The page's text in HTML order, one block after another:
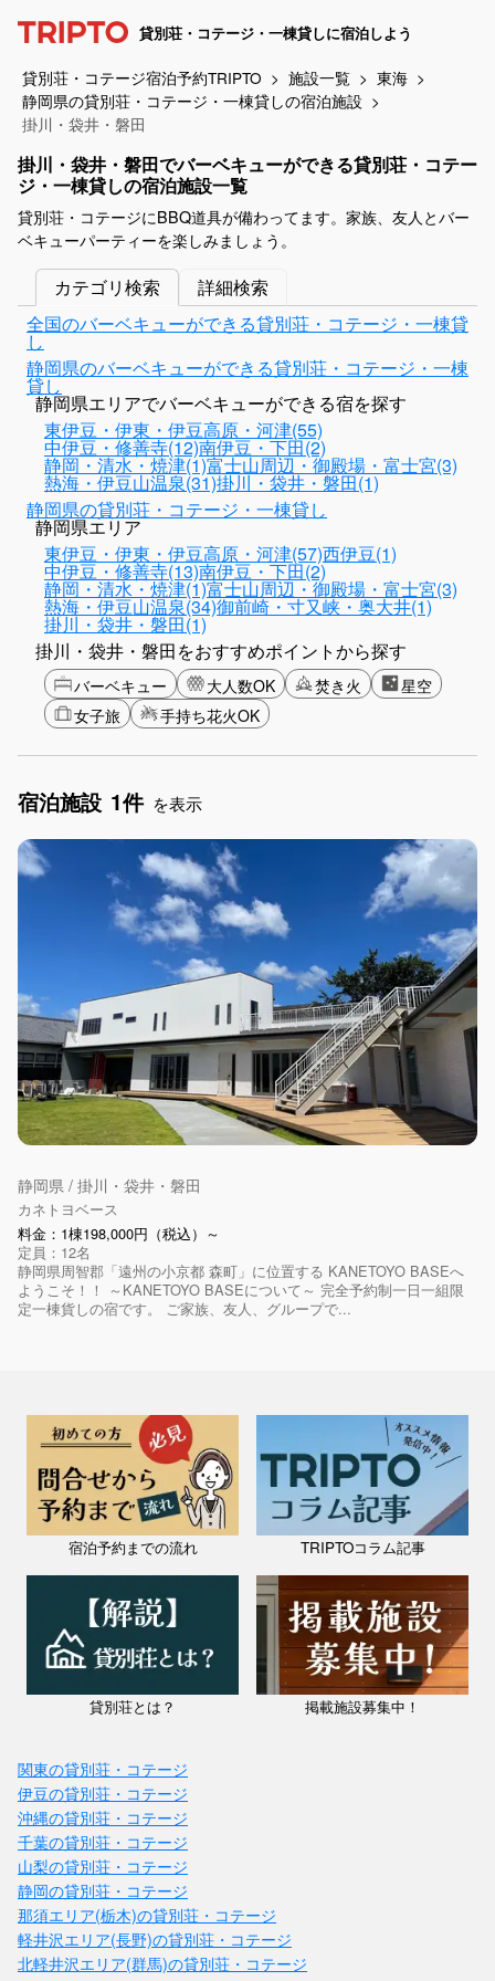
貸別荘・コテージ・一棟貸しに宿泊しよう
貸別荘・コテージ宿泊予約TRIPTO 施設一覧
東海
静岡県の貸別荘・コテージ・一棟貸しの宿泊施設
掛川・袋井・磐田
掛川・袋井・磐田でバーベキューができる貸別荘・コテー
ジ・一棟貸しの宿泊施設一覧
貸別荘・コテージにBBQ道具が備わってます。家族、友人とバー
ベキューパーティーを楽しみましょう。
カテゴリ検索
詳細検索
全国のバーベキューができる貸別荘・コテージ・一棟貸
し
静岡県のバーベキューができる貸別荘・コテージ・一棟
貸し
静岡県エリアでバーベキューができる宿を探す
東伊豆・伊東・伊豆高原・河津(55)
中伊豆・修善寺(12)南伊豆・下田(2)
静岡・清水・焼津(1)富士山周辺・御殿場・富士宮(3)
熱海・伊豆山温泉(31)掛川・袋井・磐田(1)
静岡県の貸別荘・コテージ・一棟貸し
静岡県エリア
東伊豆・伊東・伊豆高原・河津(57)西伊豆(1)
中伊豆・修善寺(13)南伊豆・下田(2)
静岡・清水・焼津(1)富士山周辺・御殿場・富士宮(3)
熱海・伊豆山温泉(34)御前崎・寸又峡・奥大井(1)
掛川・袋井・磐田(1)
掛川・袋井・磐田をおすすめポイントから探す
バーベキュー 大人数OK 焚き火
星空
女子旅
手持ち花火OK
宿泊施設 1件 を表示
静岡県 / 掛川・袋井・磐田
カネトヨベース
料金：1棟198,000円（税込）～
定員：12名
静岡県周智郡「遠州の小京都 森町」に位置する KANETOYO BASEへ
ようこそ！！ ～KANETOYO BASEについて～ 完全予約制一日一組限
定一棟貨しの宿です。 ご家族、友人、グループで...
宿泊予約までの流れ TRIPTOコラム記事
貸別荘とは？ 掲載施設募集中！
関東の貸別荘・コテージ
伊豆の貸別荘・コテージ
沖縄の貸別荘・コテージ
千葉の貸別荘・コテージ
山梨の貸別荘・コテージ
静岡の貸別荘・コテージ
那須エリア(栃木)の貸別荘・コテージ
軽井沢エリア(長野)の貸別荘・コテージ
北軽井沢エリア(群馬)の貸別荘・コテージ